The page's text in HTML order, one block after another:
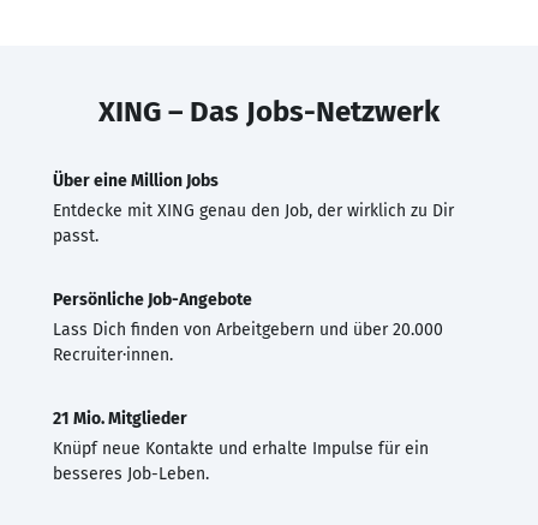
XING – Das Jobs-Netzwerk
Über eine Million Jobs
Entdecke mit XING genau den Job, der wirklich zu Dir
passt.
Persönliche Job-Angebote
Lass Dich finden von Arbeitgebern und über 20.000
Recruiter·innen.
21 Mio. Mitglieder
Knüpf neue Kontakte und erhalte Impulse für ein
besseres Job-Leben.